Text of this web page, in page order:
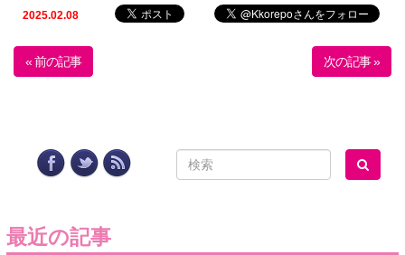
2025.02.08
« 前の記事 次の記事 »
最近の記事